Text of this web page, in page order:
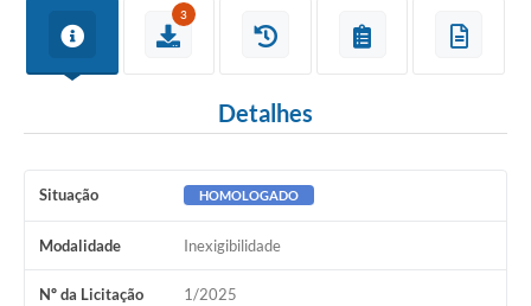
3
Detalhes
Situação HOMOLOGADO
Modalidade Inexigibilidade
Nº da Licitação 1/2025